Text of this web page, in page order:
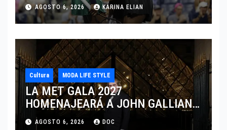
CINCINNATI 2026
AGOSTO 6, 2026 KARINA ELIAN
Cultura MODA LIFE STYLE
LA MET GALA 2027
HOMENAJEARÁ A JOHN GALLIANO
MARCANDO EL REGRESO DEL REY
AGOSTO 6, 2026 DOC